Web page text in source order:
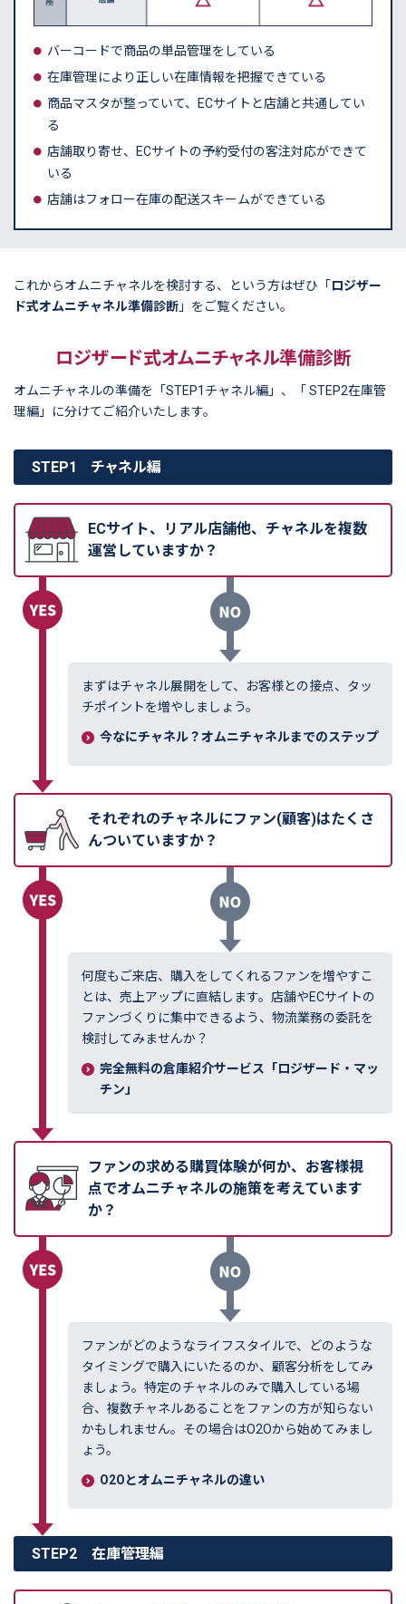
バーコードで商品の単品管理をしている
在庫管理により正しい在庫情報を把握できている
商品マスタが整っていて、ECサイトと店舗と共通してい
る
店舗取り寄せ、ECサイトの予約受付の客注対応ができて
いる
店舗はフォロー在庫の配送スキームができている
これからオムニチャネルを検討する、という方はぜひ「ロジザー
ド式オムニチャネル準備診断 」をご覧ください。
ロジザード式オムニチャネル準備診断
オムニチャネルの準備を「STEP1チャネル編」、「 STEP2在庫管
理編」に分けてご紹介いたします。
STEP1 チャネル編
ECサイト、リアル店舗他、チャネルを複数
運営していますか？
まずはチャネル展開をして、お客様との接点、タッ
チポイントを増やしましょう。
今なにチャネル？オムニチャネルまでのステップ
それぞれのチャネルにファン(顧客)はたくさ
んついていますか？
何度もご来店、購入をしてくれるファンを増やすこ
とは、売上アップに直結します。店舗やECサイトの
ファンづくりに集中できるよう、物流業務の委託を
検討してみませんか？
完全無料の倉庫紹介サービス「ロジザード・マッ
チン」
ファンの求める購買体験が何か、お客様視
点でオムニチャネルの施策を考えています
か？
ファンがどのようなライフスタイルで、どのような
タイミングで購入にいたるのか、顧客分析をしてみ
ましょう。特定のチャネルのみで購入している場
合、複数チャネルあることをファンの方が知らない
かもしれません。その場合はO2Oから始めてみまし
ょう。
O2Oとオムニチャネルの違い
STEP2 在庫管理編